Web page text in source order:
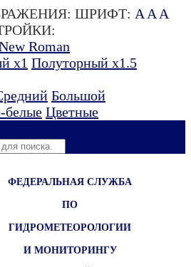
ШРИФТ: A A A
Roman
х1 Полуторный х1.5
Большой
белые Цветные
ФЕДЕРАЛЬНАЯ СЛУЖБА
ПО
ГИДРОМЕТЕОРОЛОГИИ
И МОНИТОРИНГУ